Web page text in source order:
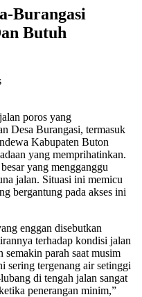
Burangasi
Butuh
poros yang
Desa Burangasi, termasuk
Kabupaten Buton
yang memprihatinkan.
yang mengganggu
jalan. Situasi ini memicu
bergantung pada akses ini
enggan disebutkan
terhadap kondisi jalan
semakin parah saat musim
sering tergenang air setinggi
di tengah jalan sangat
penerangan minim,”